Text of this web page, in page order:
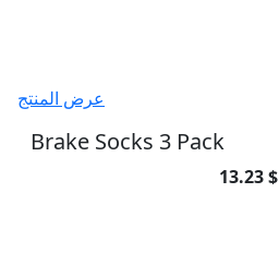
عرض المنتج
Brake Socks 3 Pack
13.23 $